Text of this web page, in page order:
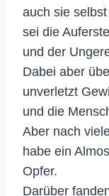
auch sie
sei die
und der
Dabei aber
unverletzt
und die
Aber nach
habe ein
Opfer.
Darüber